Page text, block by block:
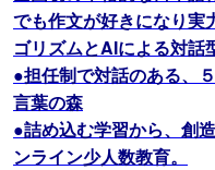
でも作文が好きになり実
ゴリズムとAIによる対話
●担任制で対話のある、
言葉の森
●詰め込む学習から、創
ンライン少人数教育。